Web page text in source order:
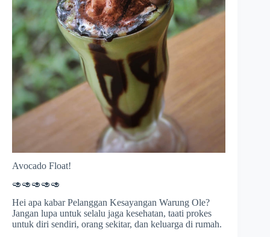
Avocado Float!
🥑🥑🥑🥑🥑
Hei apa kabar Pelanggan Kesayangan Warung Ole?
Jangan lupa untuk selalu jaga kesehatan, taati prokes
untuk diri sendiri, orang sekitar, dan keluarga di rumah.